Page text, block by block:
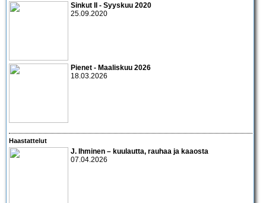
Sinkut II - Syyskuu 2020
25.09.2020
Pienet - Maaliskuu 2026
18.03.2026
Haastattelut
J. Ihminen – kuulautta, rauhaa ja kaaosta
07.04.2026